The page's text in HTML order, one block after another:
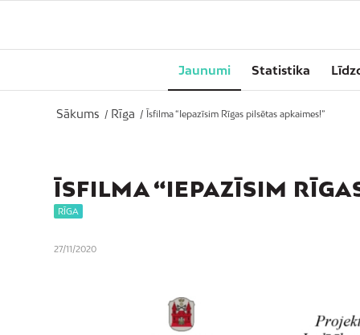
Jaunumi Statistika
Sākums / Rīga / Īsfilma “Iepazīsim Rīgas pilsētas apkaimes!”
ĪSFILMA “IEPAZĪSIM
RĪGA
27/11/2020